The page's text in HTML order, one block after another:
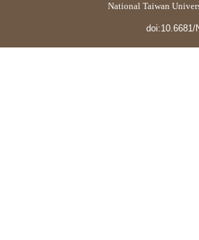
National Taiwan
doi:10.6681/